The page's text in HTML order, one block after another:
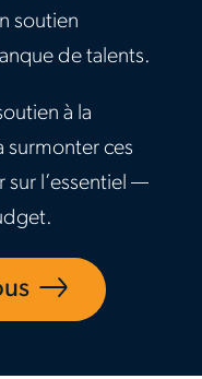
soutien
de talents.
à la
surmonter ces
sur l’essentiel —